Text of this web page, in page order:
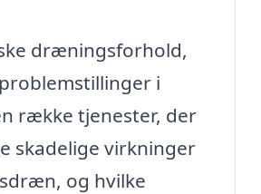
dræningsforhold,
i
række tjenester, der
skadelige virkninger
og hvilke